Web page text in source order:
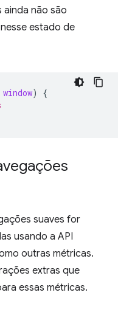
ainda não são
estado de
window)
{
suaves for
usando a API
outras métricas.
extras que
essas métricas.